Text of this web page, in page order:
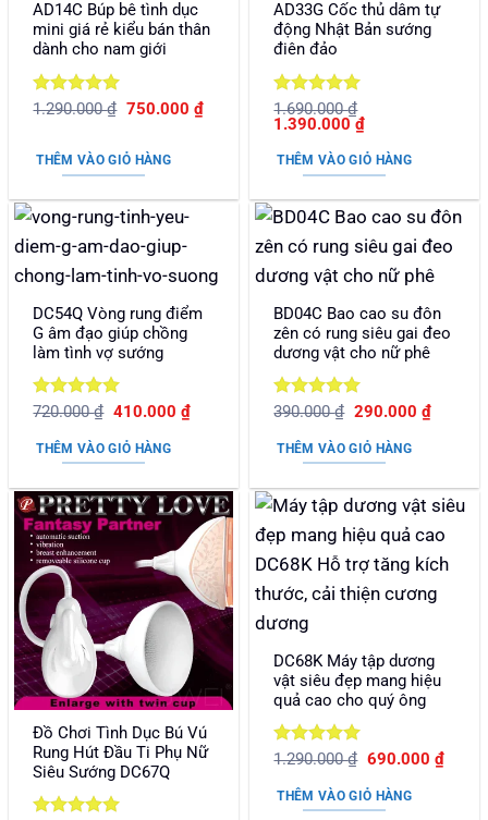
AD14C Búp bê tình dục
mini giá rẻ kiểu bán thân
dành cho nam giới
Được xếp
1.290.000₫ Giá
1.290.000 ₫.
750.000 ₫Giá
hiện
THÊM VÀO GIỎ HÀNG
AD33G Cốc thủ dâm tự
động Nhật Bản sướng
điên đảo
Được xếp
hạng55
1.690.000₫
Giá
là:
1.690.000 ₫.
1.390.000₫Giá
tại
là:
THÊM VÀO GIỎ HÀNG
DC54Q Vòng rung điểm
G âm đạo giúp chồng
làm tình vợ sướng
Được xếp
sao
720.000₫ Giá
là:
720.000 ₫.
410.000 ₫Giá
hiện
THÊM VÀO GIỎ HÀNG
BD04C Bao cao su đôn
zên có rung siêu gai đeo
dương vật cho nữ phê
Được xếp
sao
390.000₫ Giá
là:
390.000 ₫.
290.000 ₫Giá
hiện
THÊM VÀO GIỎ HÀNG
Đồ Chơi Tình Dục Bú Vú
Rung Hút Đầu Ti Phụ Nữ
Siêu Sướng DC67Q
DC68K Máy tập dương
vật siêu đẹp mang hiệu
quả cao cho quý ông
Được xếp
sao
1.290.000₫ Giá
là:
1.290.000 ₫.
690.000 ₫Giá
hiện
THÊM VÀO GIỎ HÀNG